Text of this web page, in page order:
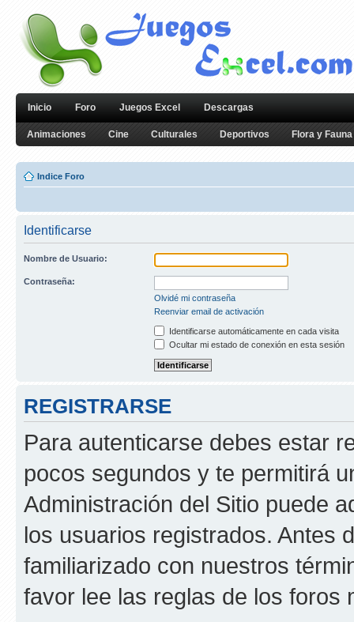
Inicio Foro Juegos Excel Descargas
Animaciones Cine Culturales Deportivos Flora y Fauna
Indice Foro
Identificarse
Nombre de Usuario:
Contraseña:
Olvidé mi contraseña
Reenviar email de activación
Identificarse automáticamente en cada visita
Ocultar mi estado de conexión en esta sesión
REGISTRARSE
Para autenticarse debes estar
pocos segundos y te permitirá
Administración del Sitio puede
los usuarios registrados. Antes
familiarizado con nuestros
favor lee las reglas de los foros